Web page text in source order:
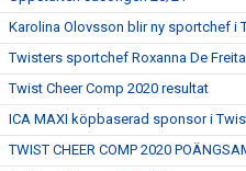
Karolina Olovsson blir ny sportchef i
Twisters sportchef Roxanna De
Twist Cheer Comp 2020 resultat
ICA MAXI köpbaserad sponsor i
TWIST CHEER COMP 2020